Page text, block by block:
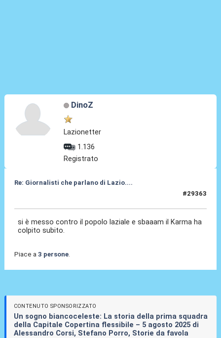
DinoZ
Lazionetter
1.136
Registrato
Re: Giornalisti che parlano di Lazio....
#29363
si è messo contro il popolo laziale e sbaaam il Karma ha
colpito subito.
Piace a 3 persone.
CONTENUTO SPONSORIZZATO
Un sogno biancoceleste: La storia della prima squadra
della Capitale Copertina flessibile – 5 agosto 2025 di
Alessandro Corsi, Stefano Porro, Storie da favola